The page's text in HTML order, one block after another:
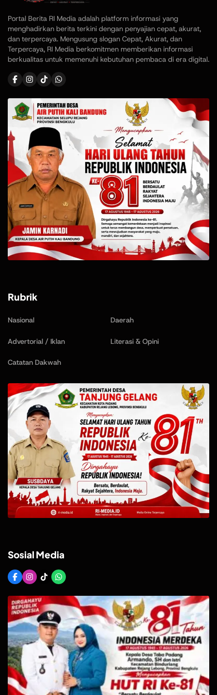
Portal Berita RI Media adalah platform informasi yang
menghadirkan berita terkini dengan penyajian cepat, akurat,
dan terpercaya. Mengusung slogan Cepat, Akurat, dan
Terpercaya, RI Media berkomitmen memberikan informasi
berkualitas untuk memenuhi kebutuhan pembaca di era digital.
Rubrik
Nasional Daerah
Advertorial / Iklan Literasi & Opini
Catatan Dakwah
Sosial Media